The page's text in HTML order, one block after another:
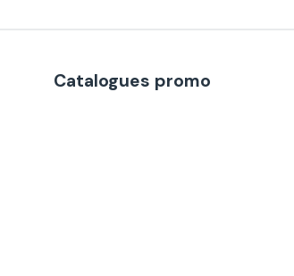
Catalogues promo